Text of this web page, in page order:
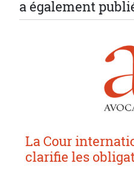
a également
La Cour
clarifie les